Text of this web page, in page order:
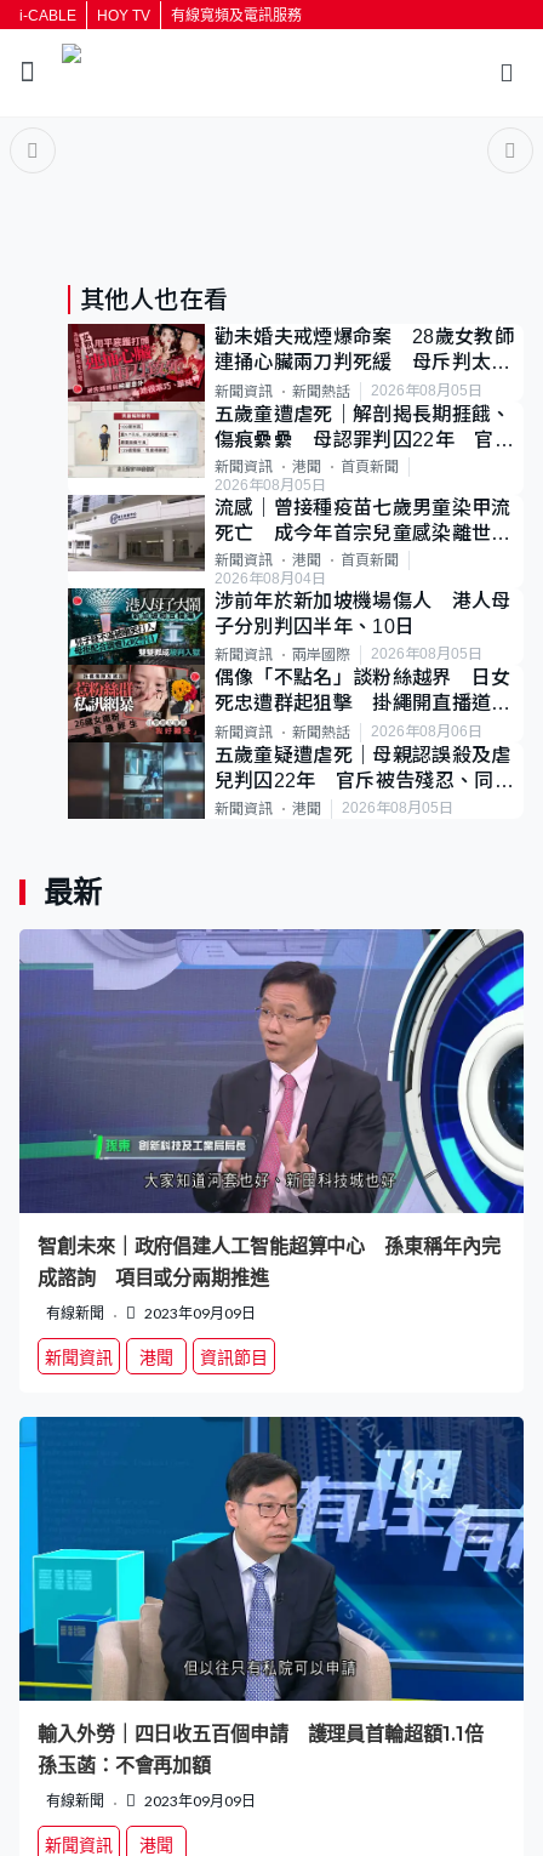
i-CABLE HOY TV 有線寬頻及電訊服務
其他人也在看
勸未婚夫戒煙爆命案 28歲女教師
連捅心臟兩刀判死緩 母斥判太重
已上訴
新聞資訊 新聞熱話 2026年08月05日
五歲童遭虐死｜解剖揭長期捱餓、
傷痕纍纍 母認罪判囚22年 官斥
冷血：同類案最惡劣
新聞資訊 港聞
首頁新聞
2026年08月05日
流感｜曾接種疫苗七歲男童染甲流
死亡 成今年首宗兒童感染離世個
案
新聞資訊 港聞
首頁新聞
2026年08月04日
涉前年於新加坡機場傷人 港人母
子分別判囚半年、10日
新聞資訊 兩岸國際 2026年08月05日
偶像「不點名」談粉絲越界 日女
死忠遭群起狙擊 掛繩開直播道歉
後輕生
新聞資訊 新聞熱話 2026年08月06日
五歲童疑遭虐死｜母親認誤殺及虐
兒判囚22年 官斥被告殘忍、同類
案最惡劣
新聞資訊 港聞 2026年08月05日
最新
智創未來｜政府倡建人工智能超算中心 孫東稱年內完
成諮詢 項目或分兩期推進
有線新聞 2023年09月09日
新聞資訊 港聞 資訊節目
輸入外勞｜四日收五百個申請 護理員首輪超額1.1倍
孫玉菡：不會再加額
有線新聞 2023年09月09日
新聞資訊 港聞